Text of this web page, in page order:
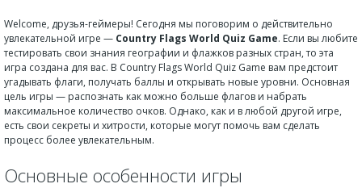
Welcome, друзья-геймеры! Сегодня мы поговорим о действительно
увлекательной игре — Country Flags World Quiz Game. Если вы любите
тестировать свои знания географии и флажков разных стран, то эта
игра создана для вас. В Country Flags World Quiz Game вам предстоит
угадывать флаги, получать баллы и открывать новые уровни. Основная
цель игры — распознать как можно больше флагов и набрать
максимальное количество очков. Однако, как и в любой другой игре,
есть свои секреты и хитрости, которые могут помочь вам сделать
процесс более увлекательным.
Основные особенности игры